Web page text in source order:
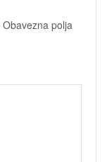
Obavezna polja